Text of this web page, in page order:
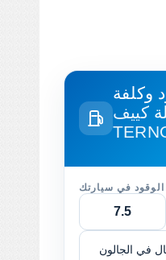
وكلفة
كييف -
الوقود في سيارتك